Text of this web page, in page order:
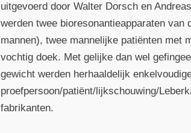
uitgevoerd door Walter Dorsch en
werden twee bioresonantie­apparaten
mannen), twee mannelijke patiënten met
vochtig doek. Met gelijke dan wel
gewicht werden herhaaldelijk
proefpersoon/patiënt/lijkschouwing/
fabrikanten.